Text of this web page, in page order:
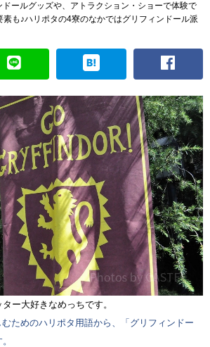
ールグッズや、アトラクション・ショーで体験で
も♪ハリポタの4寮のなかではグリフィンドール派
ー大好きなめっちです。
ためのハリポタ用語から、「グリフィンドー